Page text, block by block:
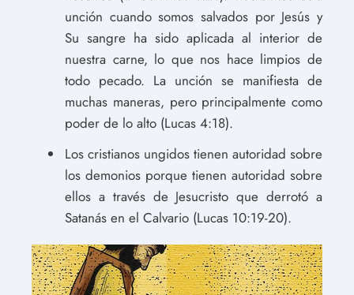
unción cuando somos salvados por Jesús y
Su sangre ha sido aplicada al interior de
nuestra carne, lo que nos hace limpios de
todo pecado. La unción se manifiesta de
muchas maneras, pero principalmente como
poder de lo alto (Lucas 4:18).
Los cristianos ungidos tienen autoridad sobre
los demonios porque tienen autoridad sobre
ellos a través de Jesucristo que derrotó a
Satanás en el Calvario (Lucas 10:19-20).